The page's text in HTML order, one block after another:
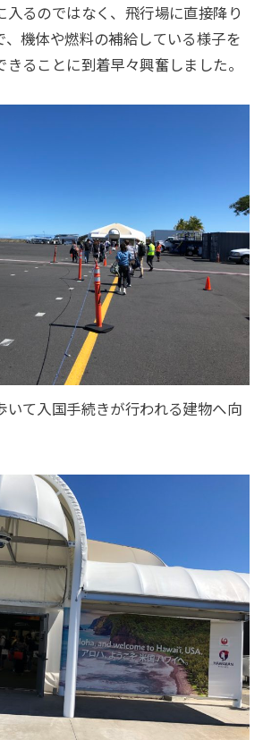
入るのではなく、飛行場に直接降り
、機体や燃料の補給している様子を
きることに到着早々興奮しました。
いて入国手続きが行われる建物へ向